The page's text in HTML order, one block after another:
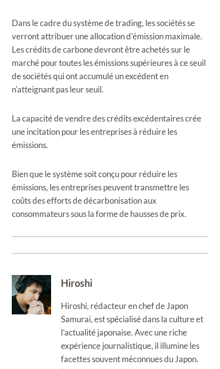
Dans le cadre du système de trading, les sociétés se
verront attribuer une allocation d'émission maximale.
Les crédits de carbone devront être achetés sur le
marché pour toutes les émissions supérieures à ce seuil
de sociétés qui ont accumulé un excédent en
n'atteignant pas leur seuil.
La capacité de vendre des crédits excédentaires crée
une incitation pour les entreprises à réduire les
émissions.
Bien que le système soit conçu pour réduire les
émissions, les entreprises peuvent transmettre les
coûts des efforts de décarbonisation aux
consommateurs sous la forme de hausses de prix.
Hiroshi
Hiroshi, rédacteur en chef de Japon
Samurai, est spécialisé dans la culture et
l'actualité japonaise. Avec une riche
expérience journalistique, il illumine les
facettes souvent méconnues du Japon.